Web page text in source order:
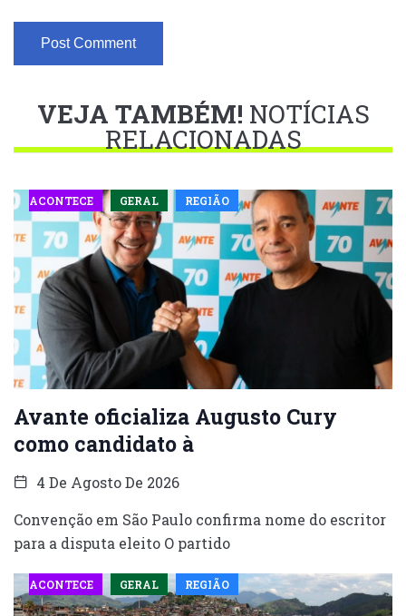
VEJA TAMBÉM! NOTÍCIAS
RELACIONADAS
ACONTECE GERAL REGIÃO
Avante oficializa Augusto Cury
como candidato à
4 De Agosto De 2026
Convenção em São Paulo confirma nome do escritor
para a disputa eleito O partido
ACONTECE GERAL REGIÃO